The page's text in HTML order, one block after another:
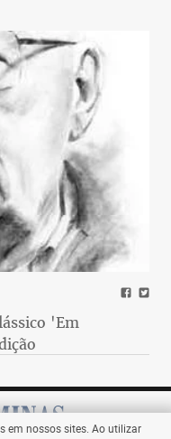
'Em
em nossos sites. Ao utilizar